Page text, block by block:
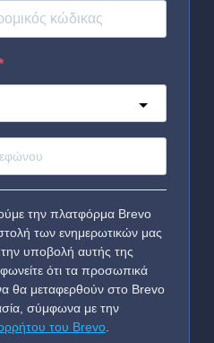
την πλατφόρμα Brevo
των ενημερωτικών μας
υποβολή αυτής της
ότι τα προσωπικά
θα μεταφερθούν στο Brevo
σύμφωνα με την
του Brevo